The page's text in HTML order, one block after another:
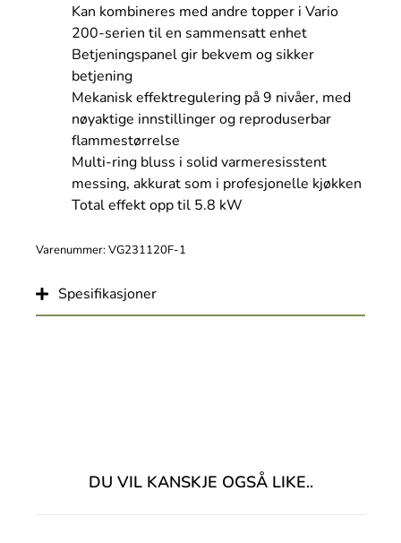
Kan kombineres med andre topper i Vario
200-serien til en sammensatt enhet
Betjeningspanel gir bekvem og sikker
betjening
Mekanisk effektregulering på 9 nivåer, med
nøyaktige innstillinger og reproduserbar
flammestørrelse
Multi-ring bluss i solid varmeresisstent
messing, akkurat som i profesjonelle kjøkken
Total effekt opp til 5.8 kW
Varenummer: VG231120F-1
Spesifikasjoner
DU VIL KANSKJE OGSÅ LIKE..